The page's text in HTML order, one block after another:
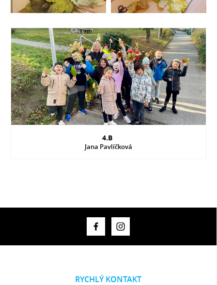
4.B
Jana Pavlíčková
RYCHLÝ KONTAKT